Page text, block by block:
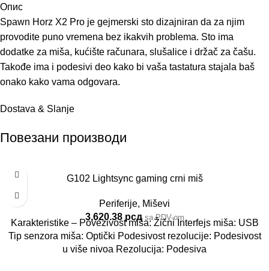
Опис
Spawn Horz X2 Pro je gejmerski sto dizajniran da za njim
provodite puno vremena bez ikakvih problema. Sto ima
dodatke za miša, kućište računara, slušalice i držač za čašu.
Takođe ima i podesivi deo kako bi vaša tastatura stajala baš
onako kako vama odgovara.
Dostava & Slanje
Повезани производи
G102 Lightsync gaming crni miš
Periferije, Miševi
3,620.38 рсд sa PDV-om
Karakteristike – Povezivost miša: Žični Interfejs miša: USB
Tip senzora miša: Optički Podesivost rezolucije: Podesivost
u više nivoa Rezolucija: Podesiva